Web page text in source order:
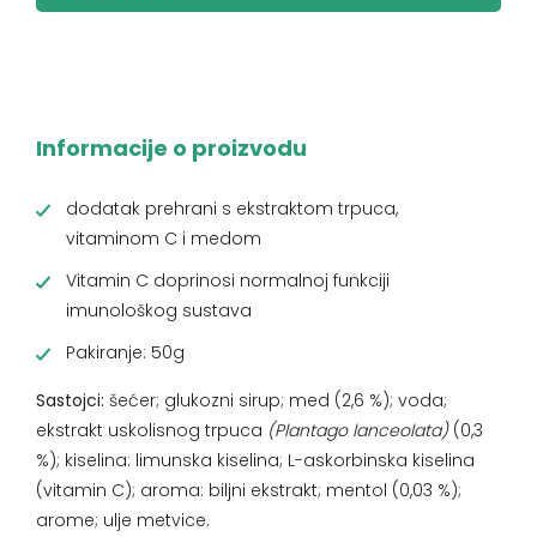
Informacije o proizvodu
dodatak prehrani s ekstraktom trpuca,
vitaminom C i medom
Vitamin C doprinosi normalnoj funkciji
imunološkog sustava
Pakiranje: 50g
Sastojci: šećer; glukozni sirup; med (2,6 %); voda;
ekstrakt uskolisnog trpuca (Plantago lanceolata)(0,3
%); kiselina: limunska kiselina; L-askorbinska kiselina
(vitamin C); aroma: biljni ekstrakt; mentol (0,03 %);
arome; ulje metvice.